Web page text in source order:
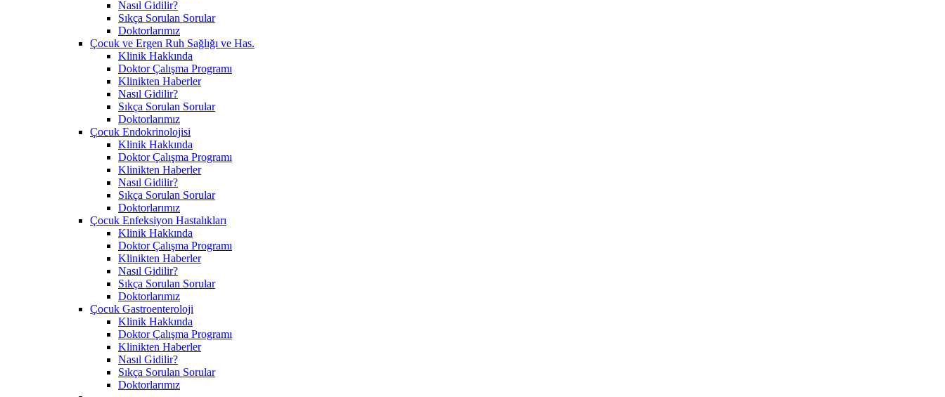
Nasıl Gidilir?
Sıkça Sorulan Sorular
Doktorlarımız
Çocuk ve Ergen Ruh Sağlığı ve Has.
Klinik Hakkında
Doktor Çalışma Programı
Klinikten Haberler
Nasıl Gidilir?
Sıkça Sorulan Sorular
Doktorlarımız
Çocuk Endokrinolojisi
Klinik Hakkında
Doktor Çalışma Programı
Klinikten Haberler
Nasıl Gidilir?
Sıkça Sorulan Sorular
Doktorlarımız
Çocuk Enfeksiyon Hastalıkları
Klinik Hakkında
Doktor Çalışma Programı
Klinikten Haberler
Nasıl Gidilir?
Sıkça Sorulan Sorular
Doktorlarımız
Çocuk Gastroenteroloji
Klinik Hakkında
Doktor Çalışma Programı
Klinikten Haberler
Nasıl Gidilir?
Sıkça Sorulan Sorular
Doktorlarımız